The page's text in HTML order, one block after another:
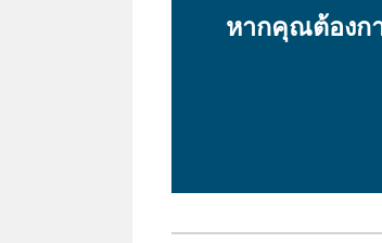
หากคุณต้องก